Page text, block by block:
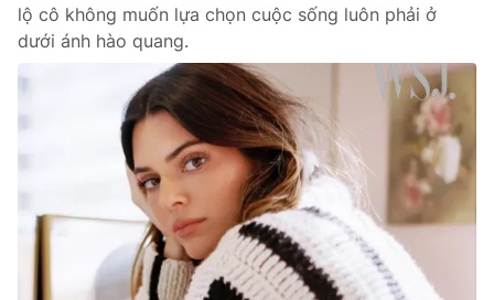
lộ cô không muốn lựa chọn cuộc sống luôn phải ở
dưới ánh hào quang.